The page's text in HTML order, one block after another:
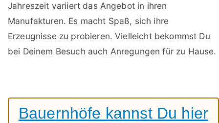
Jahreszeit variiert das Angebot in ihren
Manufakturen. Es macht Spaß, sich ihre
Erzeugnisse zu probieren. Vielleicht bekommst Du
bei Deinem Besuch auch Anregungen für zu Hause.
Bauernhöfe kannst Du hier